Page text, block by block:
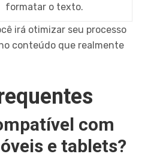
formatar o texto.
irá otimizar seu processo
conteúdo que realmente
com
e tablets?